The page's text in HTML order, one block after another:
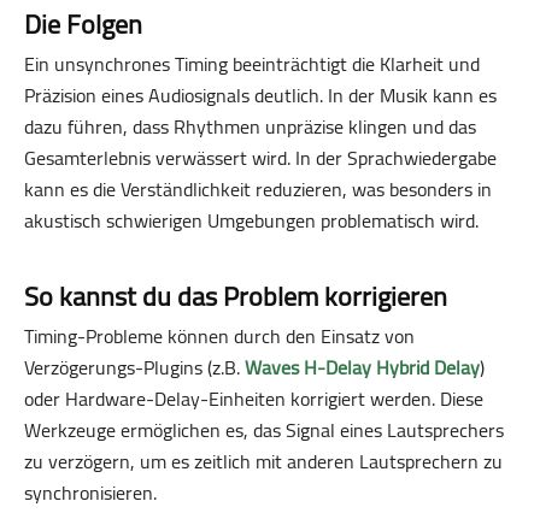
Die Folgen
Ein unsynchrones Timing beeinträchtigt die Klarheit und
Präzision eines Audiosignals deutlich. In der Musik kann es
dazu führen, dass Rhythmen unpräzise klingen und das
Gesamterlebnis verwässert wird. In der Sprachwiedergabe
kann es die Verständlichkeit reduzieren, was besonders in
akustisch schwierigen Umgebungen problematisch wird.
So kannst du das Problem korrigieren
Timing-Probleme können durch den Einsatz von
Verzögerungs-Plugins (z.B.Waves H-Delay Hybrid Delay)
oder Hardware-Delay-Einheiten korrigiert werden. Diese
Werkzeuge ermöglichen es, das Signal eines Lautsprechers
zu verzögern, um es zeitlich mit anderen Lautsprechern zu
synchronisieren.